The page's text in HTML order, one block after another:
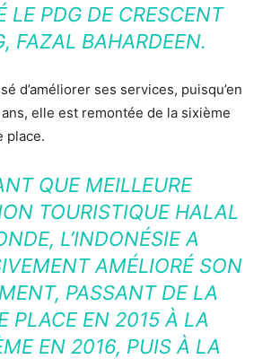
LE PDG DE CRESCENT
FAZAL BAHARDEEN.
d’améliorer ses services, puisqu’en
ans, elle est remontée de la sixième
place.
QUE MEILLEURE
TOURISTIQUE HALAL
L’INDONÉSIE A
AMÉLIORÉ SON
PASSANT DE LA
PLACE EN 2015 À LA
EN 2016, PUIS À LA